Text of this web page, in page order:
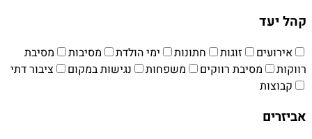
קהל יעד
אירועים זוגות חתונות ימי הולדת מסיבות
מסיבת
רווקות
מסיבת רווקים משפחות נגישות במקום
ציבור דתי
קבוצות
אביזרים